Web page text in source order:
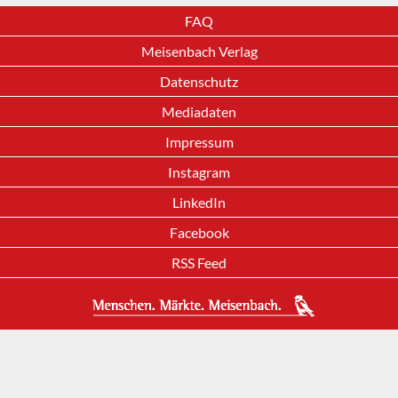
FAQ
Meisenbach Verlag
Datenschutz
Mediadaten
Impressum
Instagram
LinkedIn
Facebook
RSS Feed